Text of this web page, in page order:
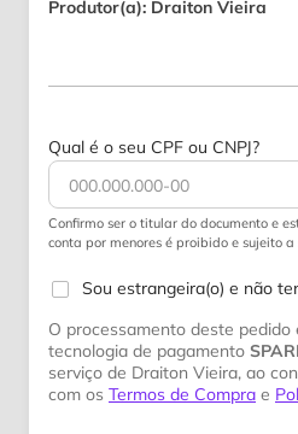
Produtor(a): Draiton Vieira
Qual é o seu CPF ou CNPJ?
Confirmo ser o titular do documento e
conta por menores é proibido e sujeito a
Sou estrangeira(o) e não
O processamento deste
tecnologia de pagamento
serviço de Draiton Vieira, ao
com os Termos de Compra e